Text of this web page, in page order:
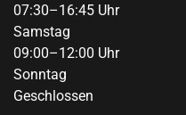
07:30–16:45 Uhr
Samstag
09:00–12:00 Uhr
Sonntag
Geschlossen